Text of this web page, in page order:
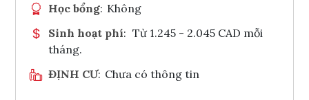
Học bổng: Không
Sinh hoạt phí: Từ 1.245 - 2.045 CAD mỗi
tháng.
ĐỊNH CƯ: Chưa có thông tin